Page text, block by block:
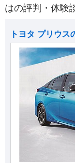
はの評判・体験
トヨタ プリウス